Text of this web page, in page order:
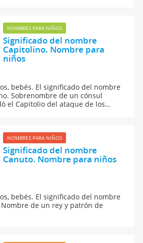
NOMBRES PARA NIÑOS
Significado del nombre
Capitolino. Nombre para
niños
bebés. El significado del nombre
Sobrenombre de un cónsul
el Capitolio del ataque de los
NOMBRES PARA NIÑOS
Significado del nombre
Canuto. Nombre para niños
bebés. El significado del nombre
de un rey y patrón de